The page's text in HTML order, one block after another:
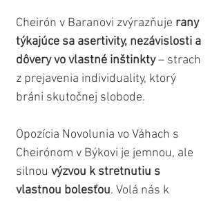
Cheirón v Baranovi zvýrazňuje rany
týkajúce sa asertivity, nezávislosti a
dôvery vo vlastné inštinkty – strach
z prejavenia individuality, ktorý
bráni skutočnej slobode.
Opozícia Novolunia vo Váhach s
Cheirónom v Býkovi je jemnou, ale
silnou výzvou k stretnutiu s
vlastnou bolesťou. Volá nás k